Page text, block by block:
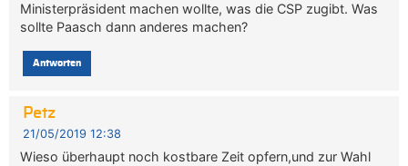
Ministerpräsident machen wollte, was die CSP zugibt. Was
sollte Paasch dann anderes machen?
Antworten
Petz
21/05/2019 12:38
Wieso überhaupt noch kostbare Zeit opfern,und zur Wahl